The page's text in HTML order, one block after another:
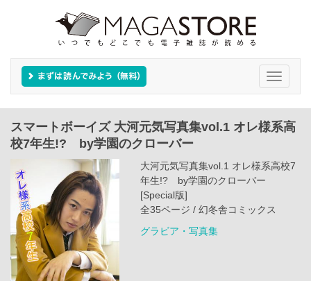
Toggle
スマートボーイズ 大河元気写真集vol.1 オレ様系高
校7年生!? by学園のクローバー
大河元気写真集vol.1 オレ様系高校7
年生!? by学園のクローバー
[Special版]
全35ページ / 幻冬舎コミックス
グラビア・写真集